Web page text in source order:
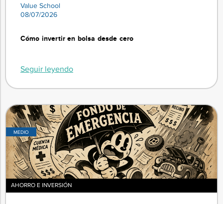
Value School
08/07/2026
Cómo invertir en bolsa desde cero
Seguir leyendo
MEDIO
AHORRO E INVERSIÓN